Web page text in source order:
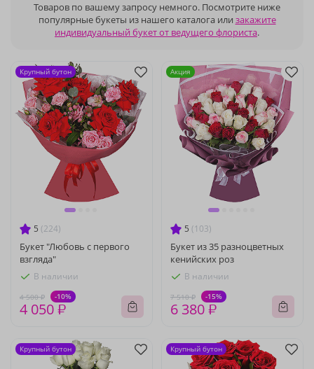
Товаров по вашему запросу немного. Посмотрите ниже
популярные букеты из нашего каталога или закажите
индивидуальный букет от ведущего флориста.
5 (224)
Букет "Любовь с первого
взгляда"
В наличии
4 500 ₽ -10%
4 050 ₽
Крупный бутон
5 (103)
Букет из 35 разноцветных
кенийских роз
В наличии
7 510 ₽ -15%
6 380 ₽
Акция
Крупный бутон Крупный бутон